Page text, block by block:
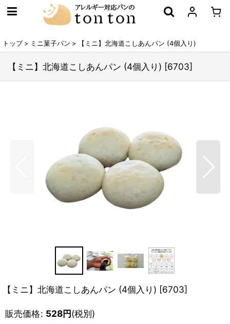
トップ > ミニ菓子パン > 【ミニ】北海道こしあんパン (4個入り)
【ミニ】北海道こしあんパン (4個入り) [6703]
【ミニ】北海道こしあんパン (4個入り) [6703]
販売価格: 528円(税別)